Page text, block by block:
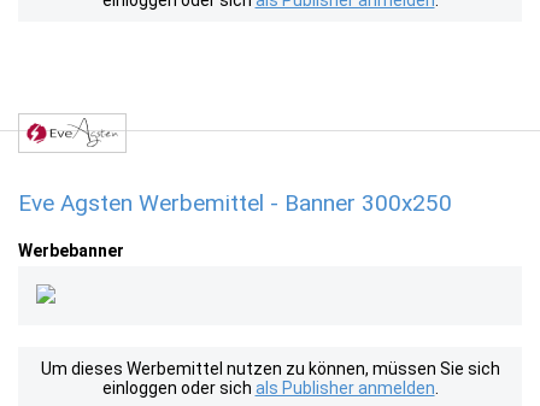
Eve Agsten Werbemittel - Banner 300x250
Werbebanner
Um dieses Werbemittel nutzen zu können, müssen Sie sich
einloggen oder sich als Publisher anmelden